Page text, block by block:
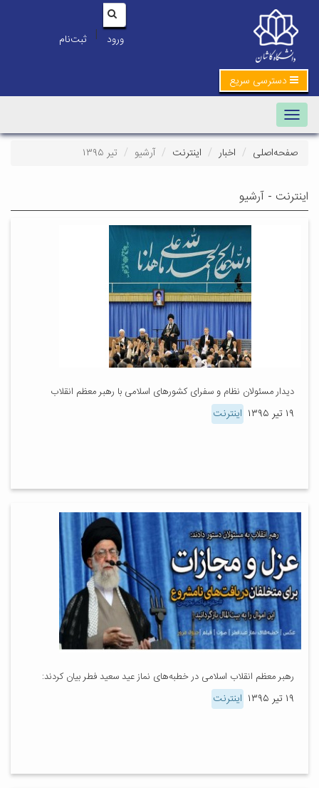
ورود | ثبت‌نام
دسترسی سریع
Toggle navigation
صفحه‌اصلی اخبار اینترنت آرشیو تیر ۱۳۹۵
اینترنت - آرشیو
دیدار مسئولان نظام و سفرای کشورهای اسلامی با رهبر معظم انقلاب
۱۹ تیر ۱۳۹۵ اینترنت
رهبر معظم انقلاب اسلامی در خطبه‌های نماز عید سعید فطر بیان کردند:
۱۹ تیر ۱۳۹۵ اینترنت